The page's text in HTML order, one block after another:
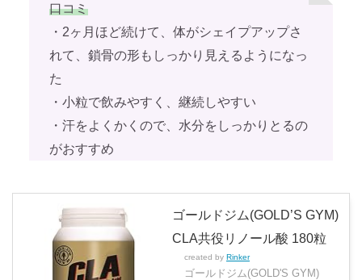
口コミ
・2ヶ月ほど続けて、体がシェイプアップさ
れて、鎖骨の形もしっかり見えるようになっ
た
・小粒で飲みやすく、継続しやすい
・汗をよくかくので、水分をしっかりとるの
がおすすめ
ゴールドジム(GOLD’S GYM)
CLA共役リノール酸 180粒
created by Rinker
ゴールドジム(GOLD'S GYM)